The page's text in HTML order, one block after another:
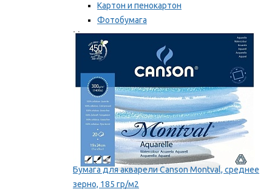
Картон и пенокартон
Фотобумага
Мы рекомендуем
Бумага для акварели Canson Montval, среднее
зерно, 185 гр/м2